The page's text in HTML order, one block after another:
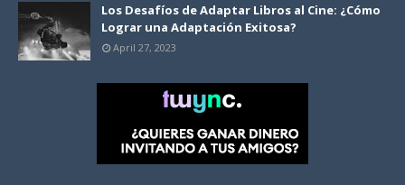
Los Desafíos de Adaptar Libros al Cine: ¿Cómo
Lograr una Adaptación Exitosa?
April 27, 2023